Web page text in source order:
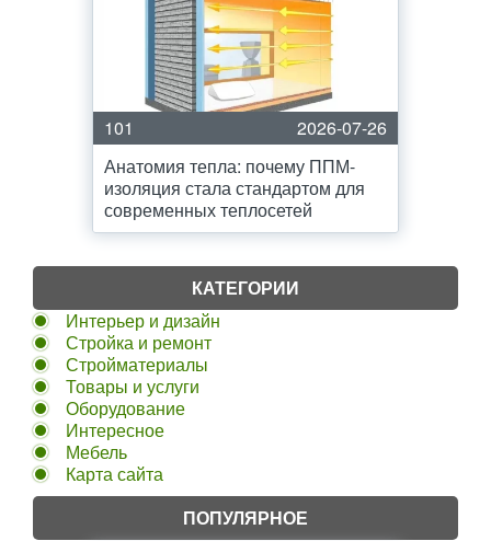
101
2026-07-26
Анатомия тепла: почему ППМ-
изоляция стала стандартом для
современных теплосетей
КАТЕГОРИИ
Интерьер и дизайн
Стройка и ремонт
Стройматериалы
Товары и услуги
Оборудование
Интересное
Мебель
Карта сайта
ПОПУЛЯРНОЕ